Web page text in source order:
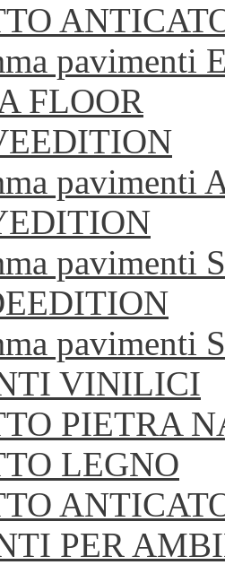
pavimenti
FLOOR
pavimenti
pavimenti
pavimenti
VINILICI
PIETRA
LEGNO
PER